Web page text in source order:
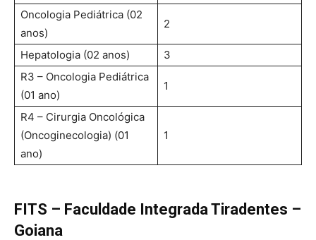
Oncologia Pediátrica (02
anos)
2
Hepatologia (02 anos)
3
R3 – Oncologia Pediátrica
(01 ano)
1
R4 – Cirurgia Oncológica
(Oncoginecologia) (01
ano)
1
FITS – Faculdade Integrada Tiradentes –
Goiana